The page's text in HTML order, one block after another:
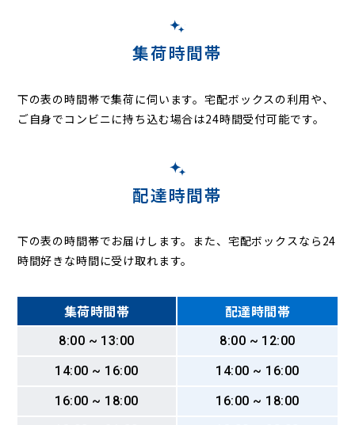
集荷時間帯
下の表の時間帯で集荷に伺います。宅配ボックスの利用や、
ご自身でコンビニに持ち込む場合は24時間受付可能です。
配達時間帯
下の表の時間帯でお届けします。また、宅配ボックスなら24
時間好きな時間に受け取れます。
集荷時間帯 配達時間帯
8:00 ~ 13:00
8:00 ~ 12:00
14:00 ~ 16:00
14:00 ~ 16:00
16:00 ~ 18:00
16:00 ~ 18:00